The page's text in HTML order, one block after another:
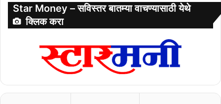
Star Money – सविस्तर बातम्या वाचण्यासाठी येथे
क्लिक करा